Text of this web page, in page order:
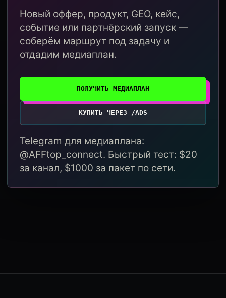
Новый оффер, продукт, GEO, кейс,
событие или партнёрский запуск —
соберём маршрут под задачу и
отдадим медиаплан.
ПОЛУЧИТЬ МЕДИАПЛАН
КУПИТЬ ЧЕРЕЗ /ADS
Telegram для медиаплана:
@AFFtop_connect. Быстрый тест: $20
за канал, $1000 за пакет по сети.